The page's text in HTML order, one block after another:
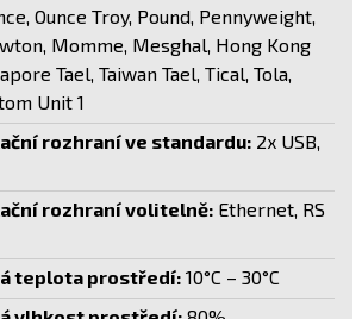
Ounce Troy, Pound, Pennyweight,
Momme, Mesghal, Hong Kong
Tael, Taiwan Tael, Tical, Tola,
Unit 1
rozhraní ve standardu: 2x USB,
rozhraní volitelně: Ethernet, RS
teplota prostředí: 10°C – 30°C